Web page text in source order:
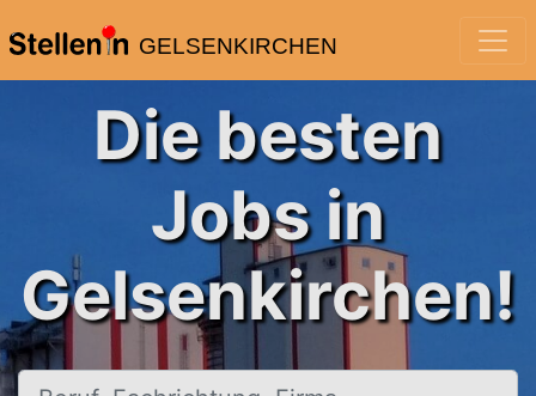
GELSENKIRCHEN
Die besten
Jobs in
Gelsenkirchen!
Beruf, Fachrichtung, Firma